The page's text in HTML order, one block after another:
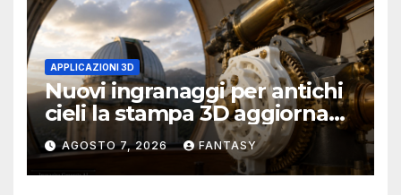
APPLICAZIONI 3D
Nuovi ingranaggi per antichi
cieli la stampa 3D aggiorna
un osservatorio del 1930 della
University of Arkansas at
Little Rock
AGOSTO 7, 2026 FANTASY